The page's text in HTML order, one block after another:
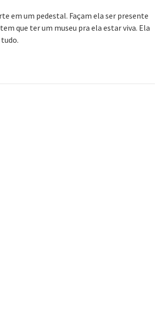
em um pedestal. Façam ela ser presente
que ter um museu pra ela estar viva. Ela